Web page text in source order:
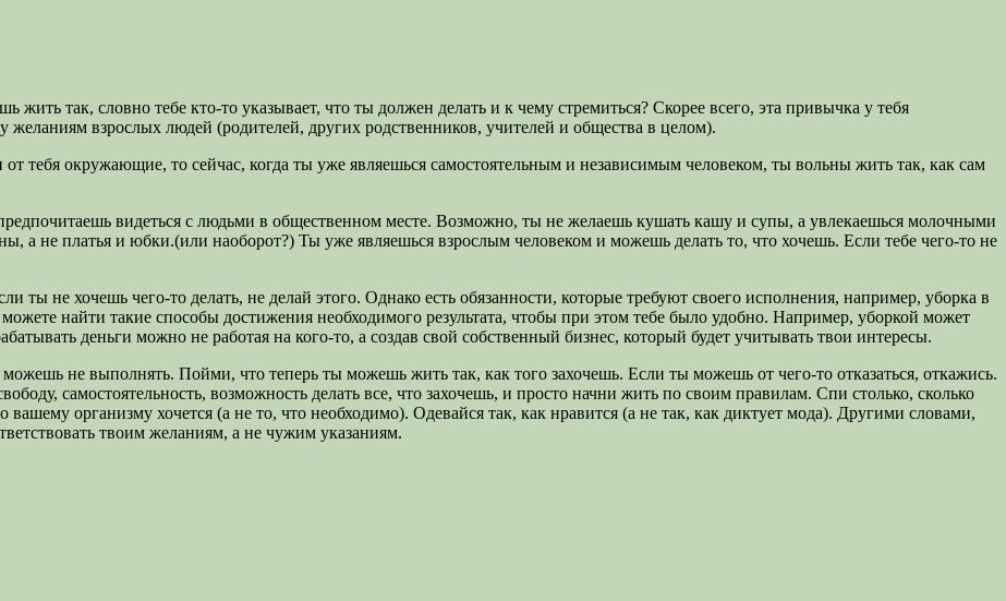
так, словно тебе кто-то указывает, что ты должен делать и к чему стремиться? Скорее всего, эта привычка у тебя
желаниям взрослых людей (родителей, других родственников, учителей и общества в целом).
тебя окружающие, то сейчас, когда ты уже являешься самостоятельным и независимым человеком, ты вольны жить так, как сам
видеться с людьми в общественном месте. Возможно, ты не желаешь кушать кашу и супы, а увлекаешься молочными
не платья и юбки.(или наоборот?) Ты уже являешься взрослым человеком и можешь делать то, что хочешь. Если тебе чего-то не
ты не хочешь чего-то делать, не делай этого. Однако есть обязанности, которые требуют своего исполнения, например, уборка в
найти такие способы достижения необходимого результата, чтобы при этом тебе было удобно. Например, уборкой может
деньги можно не работая на кого-то, а создав свой собственный бизнес, который будет учитывать твои интересы.
не выполнять. Пойми, что теперь ты можешь жить так, как того захочешь. Если ты можешь от чего-то отказаться, откажись.
самостоятельность, возможность делать все, что захочешь, и просто начни жить по своим правилам. Спи столько, сколько
вашему организму хочется (а не то, что необходимо). Одевайся так, как нравится (а не так, как диктует мода). Другими словами,
твоим желаниям, а не чужим указаниям.